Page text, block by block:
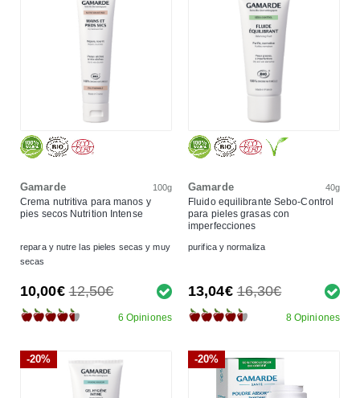
Gamarde 100g
Crema nutritiva para manos y
pies secos Nutrition Intense
repara y nutre las pieles secas y muy
secas
10,00€ 12,50€
6 Opiniones
Gamarde 40g
Fluido equilibrante Sebo-Control
para pieles grasas con
imperfecciones
purifica y normaliza
13,04€ 16,30€
8 Opiniones
-20% -20%